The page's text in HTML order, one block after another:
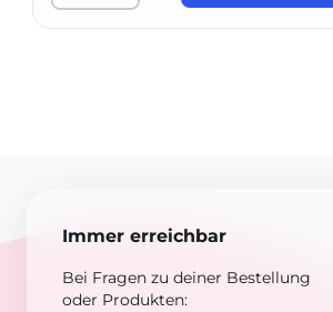
Immer erreichbar
Bei Fragen zu deiner Bestellung
oder Produkten: